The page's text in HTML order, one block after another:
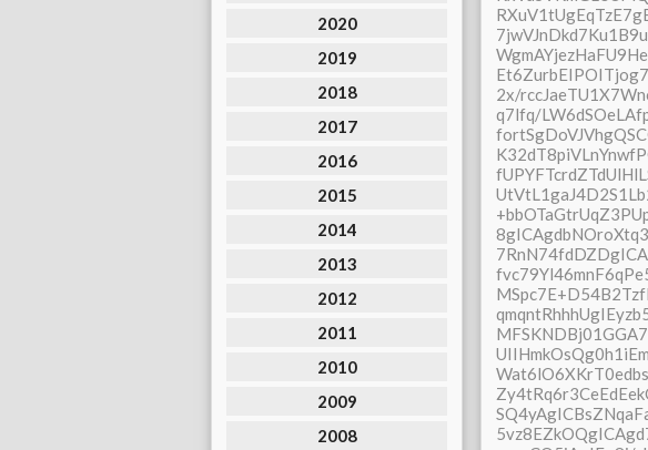
2020
2019
2018
2017
2016
2015
2014
2013
2012
2011
2010
2009
2008